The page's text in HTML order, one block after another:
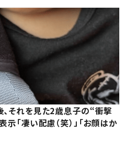
、それを見た2歳息子の“衝撃
「凄い配慮（笑）」「お顔はか